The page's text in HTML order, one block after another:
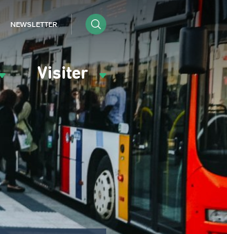
Visiter
NEWSLETTER